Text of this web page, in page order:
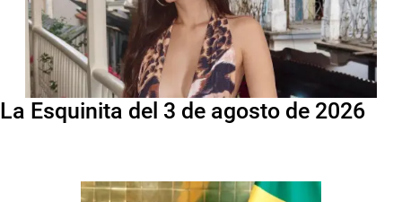
La Esquinita del 3 de agosto de 2026